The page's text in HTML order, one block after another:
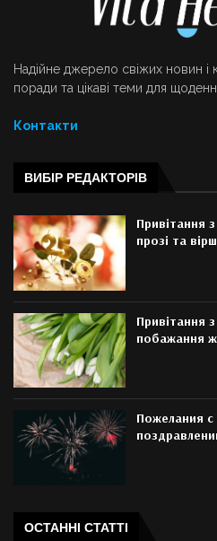
Надійне джерело свіжих новин і
поради та цікаві теми для
Контакти
ВИБІР РЕДАКТОРІВ
Привітання
прозі та
Привітання
побажання
Пожелания
ОСТАННІ СТАТТІ